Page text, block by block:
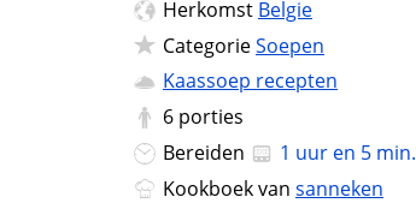
Herkomst Belgie
CategorieSoepen
Kaassoep recepten
6 porties
Bereiden
1 uur en 5 min.
Kookboek van sanneken